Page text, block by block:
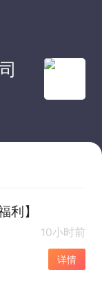
利】
10小时前
详情